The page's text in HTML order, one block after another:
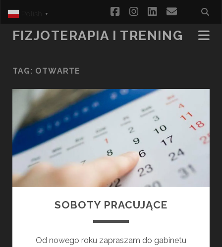
facebookinstagram
linkedinemail
FIZJOTERAPIA I TRENING
TAG: OTWARTE
SOBOTY PRACUJĄCE
Od nowego roku zapraszam do gabinetu
▼